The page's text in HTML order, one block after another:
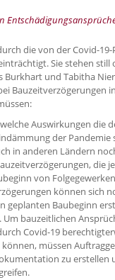
die von der Covid-
Sie stehen still
Burkhart und Tabitha
Bauzeitverzögerungen
Auswirkungen die
der Pandemie
in anderen Ländern
die
von
können sich
geplanten Baubeginn
bauzeitlichen
Covid-19
müssen
zu erstellen